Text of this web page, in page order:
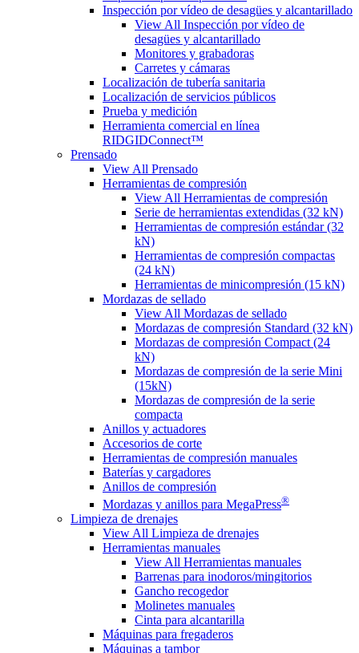
Inspección por vídeo de desagües y alcantarillado
View All Inspección por vídeo de
desagües y alcantarillado
Monitores y grabadoras
Carretes y cámaras
Localización de tubería sanitaria
Localización de servicios públicos
Prueba y medición
Herramienta comercial en línea
RIDGIDConnect™
Prensado
View All Prensado
Herramientas de compresión
View All Herramientas de compresión
Serie de herramientas extendidas (32 kN)
Herramientas de compresión estándar (32
kN)
Herramientas de compresión compactas
(24 kN)
Herramientas de minicompresión (15 kN)
Mordazas de sellado
View All Mordazas de sellado
Mordazas de compresión Standard (32 kN)
Mordazas de compresión Compact (24
kN)
Mordazas de compresión de la serie Mini
(15kN)
Mordazas de compresión de la serie
compacta
Anillos y actuadores
Accesorios de corte
Herramientas de compresión manuales
Baterías y cargadores
Anillos de compresión
Mordazas y anillos para MegaPress®
Limpieza de drenajes
View All Limpieza de drenajes
Herramientas manuales
View All Herramientas manuales
Barrenas para inodoros/mingitorios
Gancho recogedor
Molinetes manuales
Cinta para alcantarilla
Máquinas para fregaderos
Máquinas a tambor